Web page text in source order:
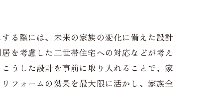
る際には、未来の家族の変化に備えた設計
を考慮した二世帯住宅への対応などが考え
うした設計を事前に取り入れることで、家
フォームの効果を最大限に活かし、家族全